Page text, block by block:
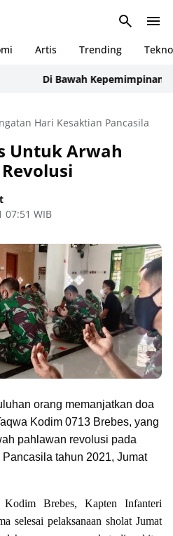
Artis Trending Tekno
Di Bawah Kepemimpinan
Hari Kesaktian Pancasila
Untuk Arwah
07:51 WIB
orang memanjatkan doa
Kodim 0713 Brebes, yang
pahlawan revolusi pada
tahun 2021, Jumat
Kodim Brebes, Kapten Infanteri
selesai pelaksanaan sholat Jumat